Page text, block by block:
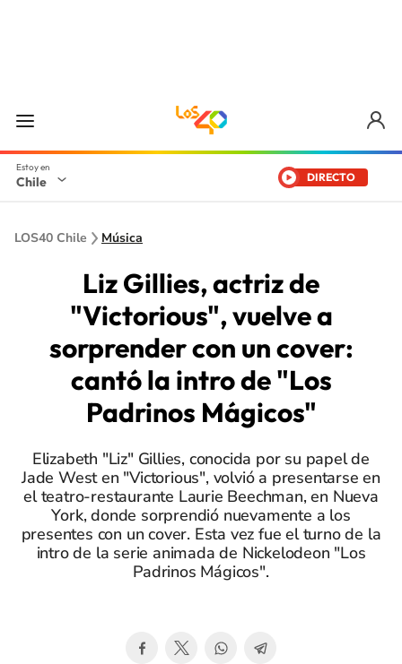
Chile DIRECTO
LOS40 Chile Música
Liz Gillies, actriz de
"Victorious", vuelve a
sorprender con un cover:
cantó la intro de "Los
Padrinos Mágicos"
Elizabeth "Liz" Gillies, conocida por su papel de
Jade West en "Victorious", volvió a presentarse en
el teatro-restaurante Laurie Beechman, en Nueva
York, donde sorprendió nuevamente a los
presentes con un cover. Esta vez fue el turno de la
intro de la serie animada de Nickelodeon "Los
Padrinos Mágicos".